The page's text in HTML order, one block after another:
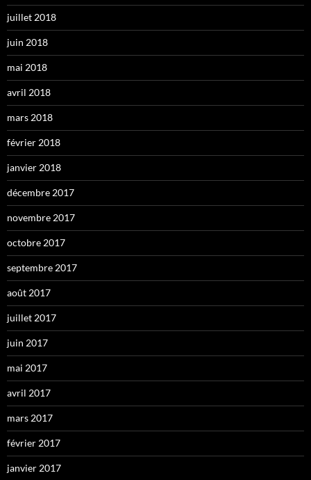
juillet 2018
juin 2018
mai 2018
avril 2018
mars 2018
février 2018
janvier 2018
décembre 2017
novembre 2017
octobre 2017
septembre 2017
août 2017
juillet 2017
juin 2017
mai 2017
avril 2017
mars 2017
février 2017
janvier 2017